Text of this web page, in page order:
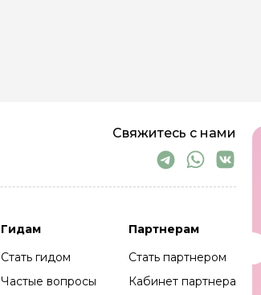
Свяжитесь с нами
Гидам
Стать гидом
Частые вопросы
Партнерам
Стать партнером
Кабинет партнера